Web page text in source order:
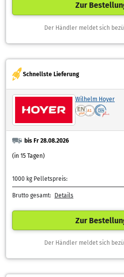
Zur
Der Händler meldet sich
Schnellste Lieferung
Wilhelm Hoyer
bis Fr 28.08.2026
(in 15 Tagen)
1000 kg Pelletspreis:
Brutto gesamt: Details
Zur
Der Händler meldet sich